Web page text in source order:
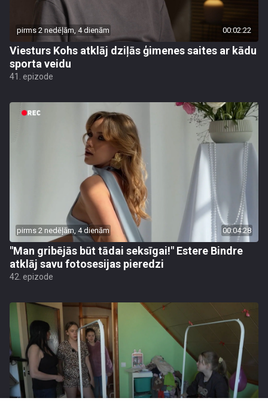
pirms 2 nedēļām, 4 dienām 00:02:22
Viesturs Kohs atklāj dziļās ģimenes saites ar kādu
sporta veidu
41. epizode
pirms 2 nedēļām, 4 dienām 00:04:28
"Man gribējās būt tādai seksīgai!" Estere Bindre
atklāj savu fotosesijas pieredzi
42. epizode